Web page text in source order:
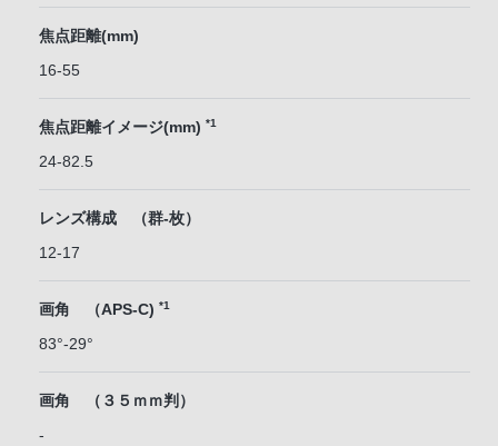
焦点距離(mm)
16-55
焦点距離イメージ(mm) *1
24-82.5
レンズ構成 （群-枚）
12-17
画角 （APS-C) *1
83°-29°
画角 （３５ｍｍ判）
-